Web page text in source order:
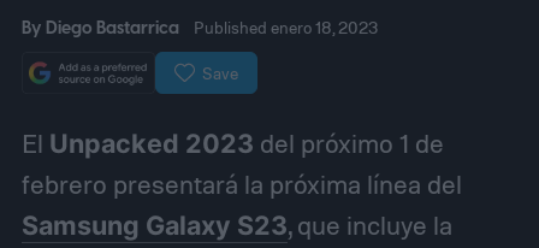
By Diego Bastarrica Published enero 18, 2023
Save
El Unpacked 2023 del próximo 1 de
febrero presentará la próxima línea del
Samsung Galaxy S23, que incluye la